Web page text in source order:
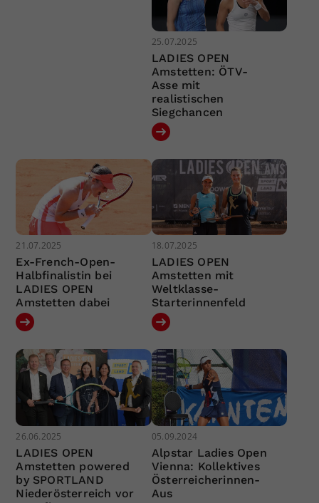
25.07.2025
LADIES OPEN
Amstetten: ÖTV-
Asse mit
realistischen
Siegchancen
21.07.2025
Ex-French-Open-
Halbfinalistin bei
LADIES OPEN
Amstetten dabei
18.07.2025
LADIES OPEN
Amstetten mit
Weltklasse-
Starterinnenfeld
26.06.2025
LADIES OPEN
Amstetten powered
by SPORTLAND
Niederösterreich vor
05.09.2024
Alpstar Ladies Open
Vienna: Kollektives
Österreicherinnen-
Aus